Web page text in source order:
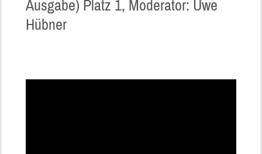
Ausgabe) Platz 1, Moderator: Uwe
Hübner